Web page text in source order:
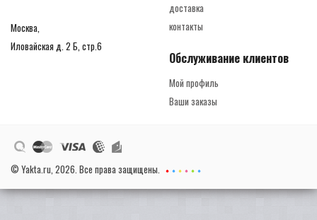
Москва,
Иловайская д. 2 Б, стр.6
доставка
контакты
Обслуживание клиентов
Мой профиль
Ваши заказы
© Yakta.ru, 2026. Все права защищены.